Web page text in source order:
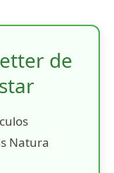
de
Natura